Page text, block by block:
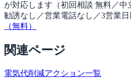
が対応します（初回相談 無料／中
勧誘なし／営業電話なし／3営業
（無料）
関連ページ
電気代削減アクション一覧